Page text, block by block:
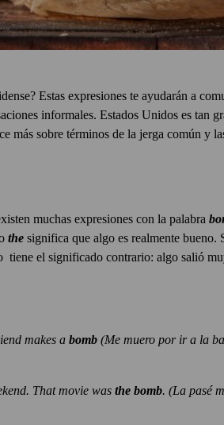
Estas expresiones te ayudarán a
informales. Estados Unidos es tan
más sobre términos de la jerga común y
muchas expresiones con la palabra
the significa que algo es realmente bueno.
tiene el significado contrario: algo salió
makes a bomb (Me muero por ir a la
That movie was the bomb. (La pasé